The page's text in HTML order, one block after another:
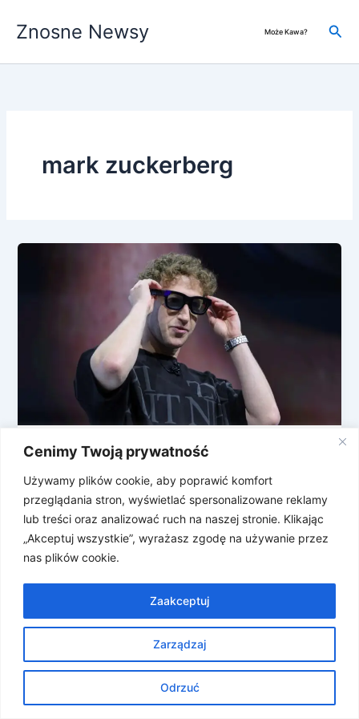
Cenimy Twoją prywatność
Używamy plików cookie, aby poprawić komfort
przeglądania stron, wyświetlać spersonalizowane reklamy
lub treści oraz analizować ruch na naszej stronie. Klikając
„Akceptuj wszystkie”, wyrażasz zgodę na używanie przez
nas plików cookie.
Zarządzaj
Odrzuć
Zaakceptuj
Znosne Newsy Może Kawa?
mark zuckerberg
Meta vs. prywatność – nowe, nie
Kontrowersje wokół Mety i jej założyciela zdają się
nigdy nie kończyć, zwłaszcza w zestawieniu ze
słowem „prywatność”. Tym razem czarne […]
Prawa autorskie © 2026 Znosne Newsy | Obsługiwane przez
Motyw Astra WordPress